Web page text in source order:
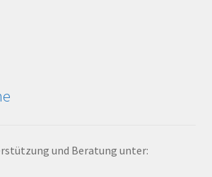
und Beratung unter: